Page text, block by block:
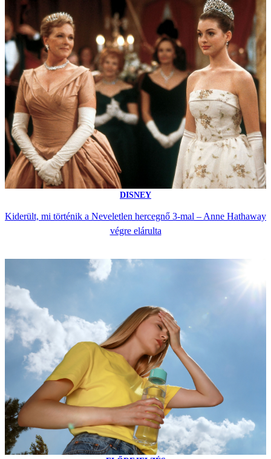
DISNEY
Kiderült, mi történik a Neveletlen hercegnő 3-mal – Anne Hathaway
végre elárulta